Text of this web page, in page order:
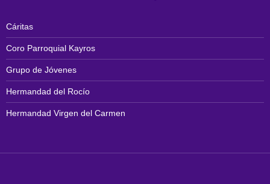
Cáritas
Coro Parroquial Kayros
Grupo de Jóvenes
Hermandad del Rocío
Hermandad Virgen del Carmen